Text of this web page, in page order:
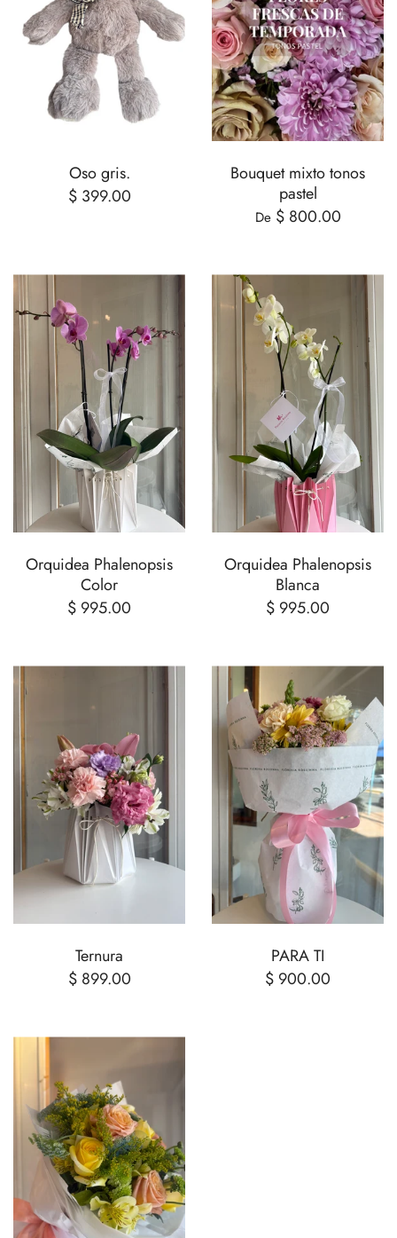
Oso gris.
$ 399.00
Bouquet mixto tonos
pastel
De $ 800.00
Orquidea Phalenopsis
Color
$ 995.00
Orquidea Phalenopsis
Blanca
$ 995.00
Ternura
$ 899.00
PARA TI
$ 900.00